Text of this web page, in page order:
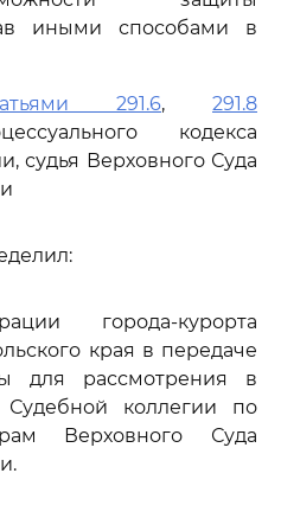
иными способами в
291.6, 291.8
кодекса
судья Верховного Суда
города-курорта
края в передаче
для рассмотрения в
коллегии по
Верховного Суда